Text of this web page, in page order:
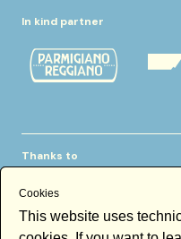
In kind partner
Thanks to
Cookies
This website uses